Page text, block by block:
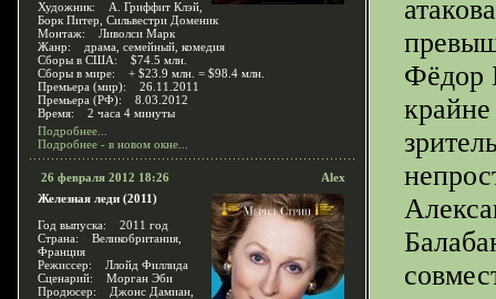
Художник: А. Гриффит Клэй,
Борк Питер, Сильвестри Доменик
Монтаж: Ливолси Марк
Жанр: драма, семейный, комедия
Сборы в США: $74.5 млн.
Сборы в мире: + $23.9 млн. = $98.4 млн.
Премьера (мир): 26.11.2011
Премьера (РФ): 8.03.2012
Время: 2 часа 4 минуты
Подробнее...
Подробнее - в новом окне...
26 февраля 2012 18:26
Alex
Железная леди (2011)
Год выпуска: 2011 год
Страна: Великобритания,
Франция
Режиссер: Ллойд Филлида
Сценарий: Морган Эби
Продюсер: Джонс Дамиан,
Фёдор